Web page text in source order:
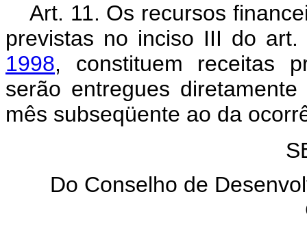
Art. 11. Os recursos
previstas no inciso III do
1998, constituem receitas
serão entregues
mês subseqüente ao da
Do Conselho de